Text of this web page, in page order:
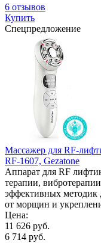
6 отзывов
Купить
Спецпредложение
Массажер для RF-
RF-1607, Gezatone
Аппарат для RF
терапии,
эффективных методик
от морщин и
Цена:
11 626 руб.
6 714 руб.